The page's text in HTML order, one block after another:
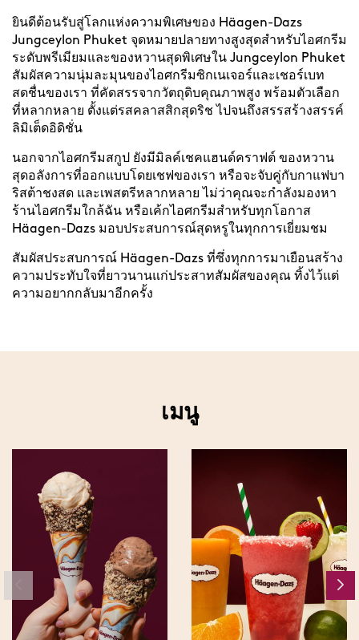
ยินดีต้อนรับสู่โลกแห่งความพิเศษของ Häagen-Dazs
Jungceylon Phuket จุดหมายปลายทางสูงสุดสำหรับไอศกรีม
ระดับพรีเมียมและของหวานสุดพิเศษใน Jungceylon Phuket
สัมผัสความนุ่มละมุนของไอศกรีมซิกเนเจอร์และเชอร์เบท
สดชื่นของเรา ที่คัดสรรจากวัตถุดิบคุณภาพสูง พร้อมตัวเลือก
ที่หลากหลาย ตั้งแต่รสคลาสสิกสุดริช ไปจนถึงสรรสร้างสรรค์
ลิมิเต็ดอิดิชั่น
นอกจากไอศกรีมสกูป ยังมีมิลค์เชคแฮนด์คราฟต์ ของหวาน
สุดอลังการที่ออกแบบโดยเชฟของเรา หรือจะจับคู่กับกาแฟบา
ริสต้าชงสด และเพสตรีหลากหลาย ไม่ว่าคุณจะกำลังมองหา
ร้านไอศกรีมใกล้ฉัน หรือเค้กไอศกรีมสำหรับทุกโอกาส
Häagen-Dazs มอบประสบการณ์สุดหรูในทุกการเยี่ยมชม
สัมผัสประสบการณ์ Häagen-Dazs ที่ซึ่งทุกการมาเยือนสร้าง
ความประทับใจที่ยาวนานแก่ประสาทสัมผัสของคุณ ทิ้งไว้แต่
ความอยากกลับมาอีกครั้ง
เมนู